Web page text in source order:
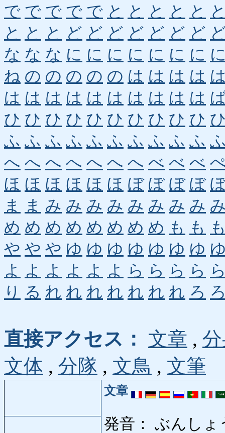
で で で で で と と と と と
と と と ど ど ど ど ど ど ど
な な な に に に に に に に
ね の の の の の は は は は
は は は は は は は は は は
ひ ひ ひ ひ ひ ひ ひ ひ ひ ひ
ふ ふ ふ ふ ふ ふ ふ ふ ふ ふ
へ へ へ へ へ へ へ べ べ べ
ほ ほ ほ ほ ほ ほ ぼ ぼ ぼ ぼ
ま
ま み み み み み み み み
め め め め め め め め も も
や や や ゆ ゆ ゆ ゆ ゆ ゆ ゆ
よ よ よ よ よ よ ら ら ら ら
り る れ れ れ れ れ れ れ ろ
直接アクセス： 文章 ,
文体 , 分隊 , 文鳥 , 文筆
文章
発音： ぶんしょ